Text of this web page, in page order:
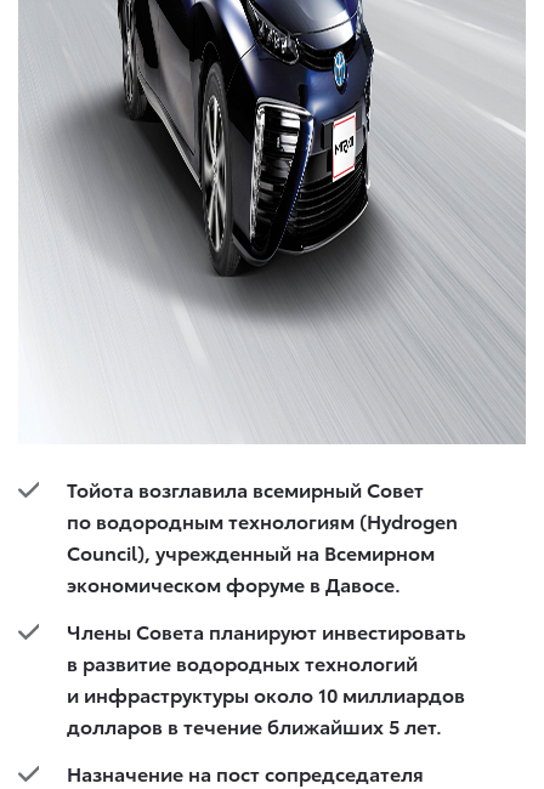
Тойота возглавила всемирный Совет
по водородным технологиям (Hydrogen
Council), учрежденный на Всемирном
экономическом форуме в Давосе.
Члены Совета планируют инвестировать
в развитие водородных технологий
и инфраструктуры около 10 миллиардов
долларов в течение ближайших 5 лет.
Назначение на пост сопредседателя